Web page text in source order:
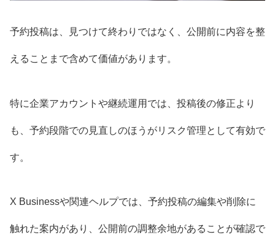
予約投稿は、見つけて終わりではなく、公開前に内容を整
えることまで含めて価値があります。
特に企業アカウントや継続運用では、投稿後の修正より
も、予約段階での見直しのほうがリスク管理として有効で
す。
X Businessや関連ヘルプでは、予約投稿の編集や削除に
触れた案内があり、公開前の調整余地があることが確認で